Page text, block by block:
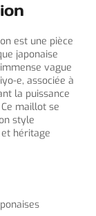
est une pièce
japonaise
vague
e, associée à
la puissance
maillot se
style
héritage